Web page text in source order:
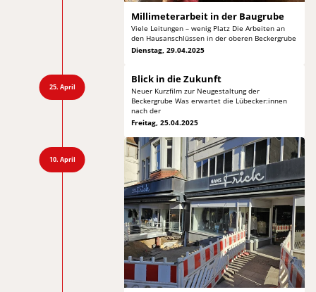
Millimeterarbeit in der Baugrube
Viele Leitungen – wenig Platz Die Arbeiten an
den Hausanschlüssen in der oberen Beckergrube
Dienstag, 29.04.2025
25. April
Blick in die Zukunft
Neuer Kurzfilm zur Neugestaltung der
Beckergrube Was erwartet die Lübecker:innen
nach der
Freitag, 25.04.2025
10. April